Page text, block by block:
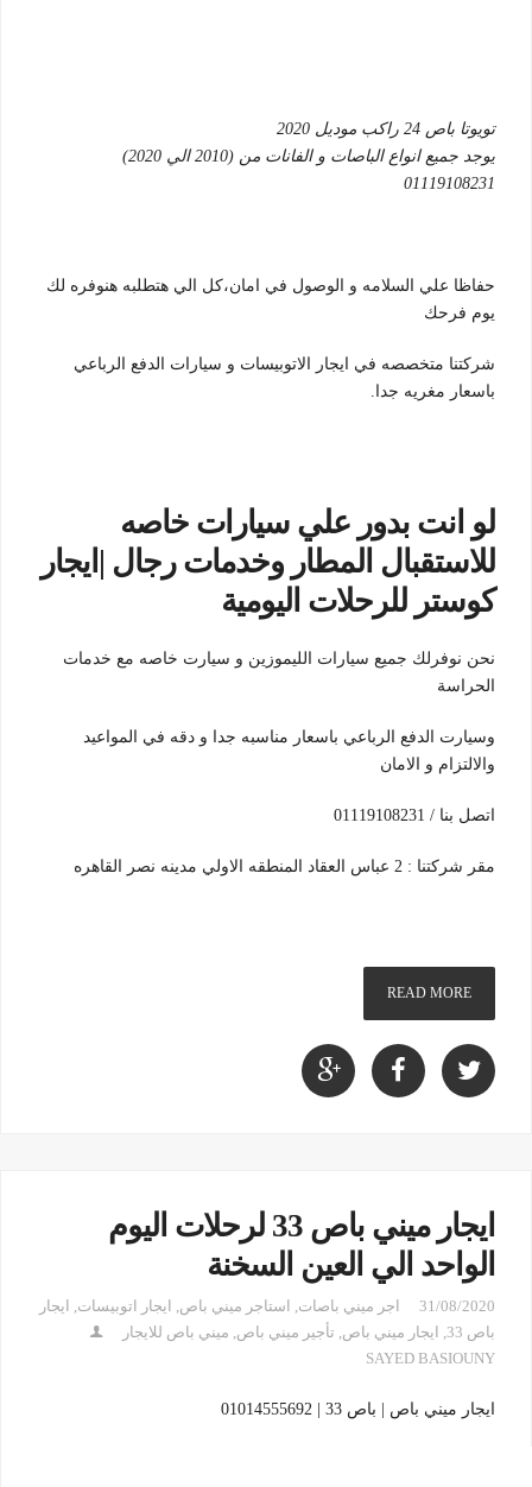
تويوتا باص 24 راكب موديل 2020
يوجد جميع انواع الباصات و الفانات من (2010 الي 2020)
01119108231
حفاظا علي السلامه و الوصول في امان،كل الي هتطلبه هنوفره لك
يوم فرحك
شركتنا متخصصه في ايجار الاتوبيسات و سيارات الدفع الرباعي
باسعار مغريه جدا.
لو انت بدور علي سيارات خاصه
للاستقبال المطار وخدمات رجال |ايجار
كوستر للرحلات اليومية
نحن نوفرلك جميع سيارات الليموزين و سيارت خاصه مع خدمات
الحراسة
وسيارت الدفع الرباعي باسعار مناسبه جدا و دقه في المواعيد
والالتزام و الامان
اتصل بنا / 01119108231
مقر شركتنا : 2 عباس العقاد المنطقه الاولي مدينه نصر القاهره
READ MORE
ايجار ميني باص 33 لرحلات اليوم
الواحد الي العين السخنة
31/08/2020 اجر ميني باصات, استاجر ميني باص, ايجار اتوبيسات, ايجار
باص 33
, ايجار ميني باص, تأجير ميني باص, ميني باص للايجار
SAYED BASIOUNY
ايجار ميني باص | باص 33 | 01014555692